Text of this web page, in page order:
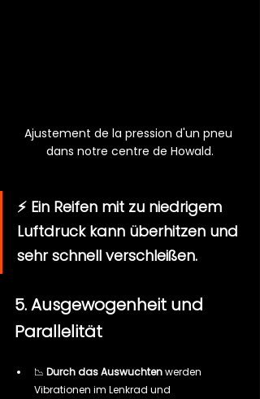
Ajustement de la pression d'un pneu
dans notre centre de Howald.
⚡️ Ein Reifen mit zu niedrigem
Luftdruck kann überhitzen und
sehr schnell verschleißen.
5. Ausgewogenheit und
Parallelität
📉 Durch das Auswuchten werden
Vibrationen im Lenkrad und